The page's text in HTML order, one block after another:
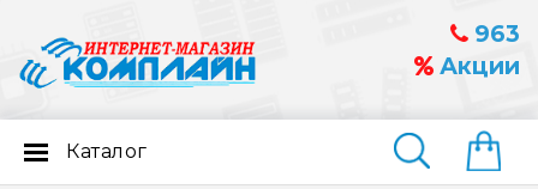
963
Акции
Найти
Каталог